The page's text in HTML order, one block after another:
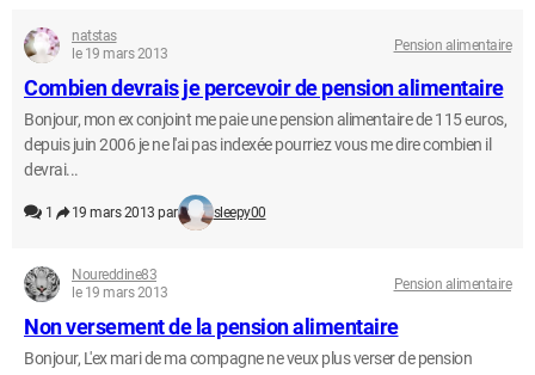
natstas
le 19 mars 2013
Pension alimentaire
Combien devrais je percevoir de pension alimentaire
Bonjour, mon ex conjoint me paie une pension alimentaire de 115 euros,
depuis juin 2006 je ne l'ai pas indexée pourriez vous me dire combien il
devrai...
1 19 mars 2013 par sleepy00
Noureddine83
le 19 mars 2013
Pension alimentaire
Non versement de la pension alimentaire
Bonjour, L'ex mari de ma compagne ne veux plus verser de pension